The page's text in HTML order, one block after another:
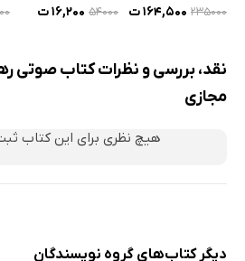
۲۳۵۰۰۰ ۱۶۴,۵۰۰ ت ۵۴۰۰۰ ۱۶,۲۰۰ ت
نقد، بررسی و نظرات کتاب صوتی
مجازی
هیچ نظری برای این کتاب
دیگر کتاب‌های گروه نویسندگان